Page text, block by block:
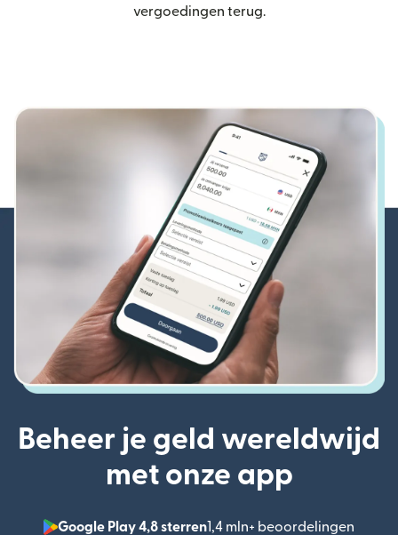
vergoedingen terug.
Beheer je geld wereldwijd
met onze app
Google Play 4,8 sterren1,4 mln+ beoordelingen